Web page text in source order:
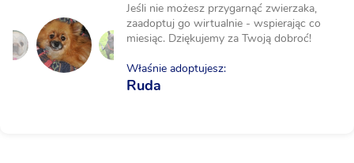
Jeśli nie możesz przygarnąć zwierzaka,
zaadoptuj go wirtualnie - wspierając co
miesiąc. Dziękujemy za Twoją dobroć!
Właśnie adoptujesz:
Ruda